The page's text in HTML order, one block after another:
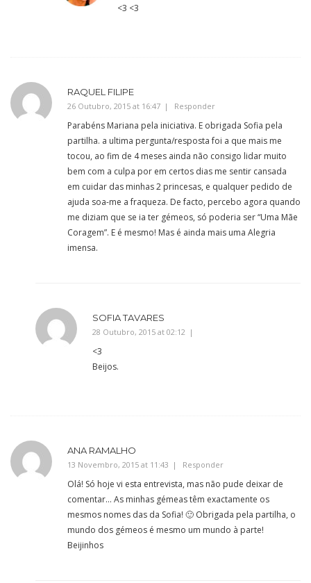
<3 <3
RAQUEL FILIPE
26 Outubro, 2015 at 16:47 Responder
Parabéns Mariana pela iniciativa. E obrigada Sofia pela
partilha. a ultima pergunta/resposta foi a que mais me
tocou, ao fim de 4 meses ainda não consigo lidar muito
bem com a culpa por em certos dias me sentir cansada
em cuidar das minhas 2 princesas, e qualquer pedido de
ajuda soa-me a fraqueza. De facto, percebo agora quando
me diziam que se ia ter gémeos, só poderia ser “Uma Mãe
Coragem”. E é mesmo! Mas é ainda mais uma Alegria
imensa.
SOFIA TAVARES
28 Outubro, 2015 at 02:12
<3
Beijos.
ANA RAMALHO
13 Novembro, 2015 at 11:43 Responder
Olá! Só hoje vi esta entrevista, mas não pude deixar de
comentar… As minhas gémeas têm exactamente os
mesmos nomes das da Sofia! 🙂 Obrigada pela partilha, o
mundo dos gémeos é mesmo um mundo à parte!
Beijinhos